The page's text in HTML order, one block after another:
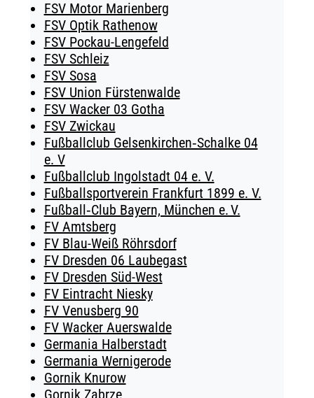
FSV Motor Marienberg
FSV Optik Rathenow
FSV Pockau-Lengefeld
FSV Schleiz
FSV Sosa
FSV Union Fürstenwalde
FSV Wacker 03 Gotha
FSV Zwickau
Fußballclub Gelsenkirchen‑Schalke 04
e. V
Fußballclub Ingolstadt 04 e. V.
Fußballsportverein Frankfurt 1899 e. V.
Fußball‑Club Bayern, München e. V.
FV Amtsberg
FV Blau-Weiß Röhrsdorf
FV Dresden 06 Laubegast
FV Dresden Süd-West
FV Eintracht Niesky
FV Venusberg 90
FV Wacker Auerswalde
Germania Halberstadt
Germania Wernigerode
Gornik Knurow
Gornik Zabrze